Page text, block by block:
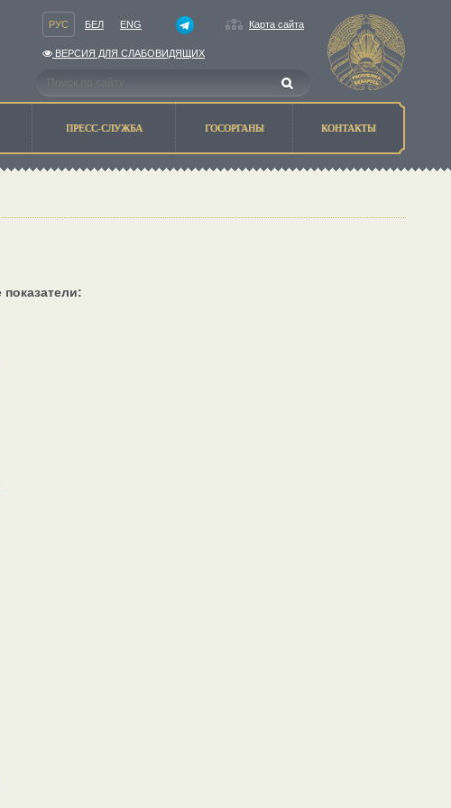
РУС БЕЛ ENG Карта сайта
ВЕРСИЯ ДЛЯ СЛАБОВИДЯЩИХ
ПРЕСС-СЛУЖБА ГОСОРГАНЫ КОНТАКТЫ
показатели: